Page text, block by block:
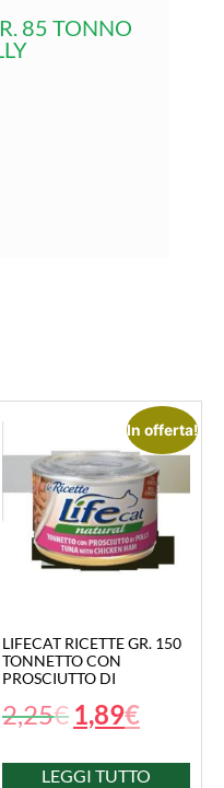
85 TONNO
In offerta!
LIFECAT RICETTE GR. 150
TONNETTO CON
PROSCIUTTO DI
2,25€ 1,89€
LEGGI TUTTO